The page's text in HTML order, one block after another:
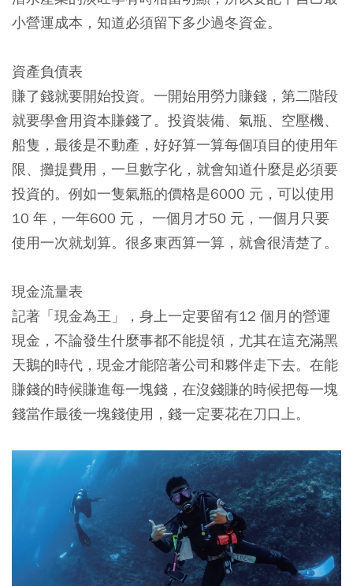
小營運成本，知道必須留下多少過冬資金。
資產負債表
賺了錢就要開始投資。一開始用勞力賺錢，第二階段
就要學會用資本賺錢了。投資裝備、氣瓶、空壓機、
船隻，最後是不動產，好好算一算每個項目的使用年
限、攤提費用，一旦數字化，就會知道什麼是必須要
投資的。例如一隻氣瓶的價格是6000 元，可以使用
10 年，一年600 元， 一個月才50 元，一個月只要
使用一次就划算。很多東西算一算，就會很清楚了。
現金流量表
記著「現金為王」，身上一定要留有12 個月的營運
現金，不論發生什麼事都不能提領，尤其在這充滿黑
天鵝的時代，現金才能陪著公司和夥伴走下去。在能
賺錢的時候賺進每一塊錢，在沒錢賺的時候把每一塊
錢當作最後一塊錢使用，錢一定要花在刀口上。